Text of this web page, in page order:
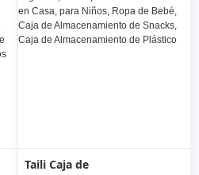
Almacenamiento de
Artículos Varios Plástico
Taili Caja de